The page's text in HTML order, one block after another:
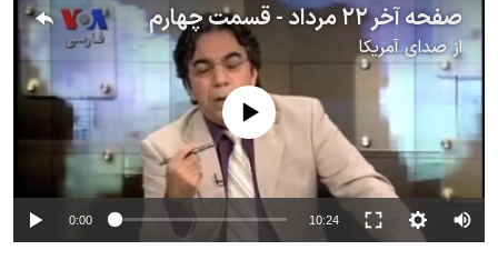
صفحه آخر ۲۲ مرداد - قسمت چهارم
ازصدای آمریکا
No media source currently available
0:00 10:24